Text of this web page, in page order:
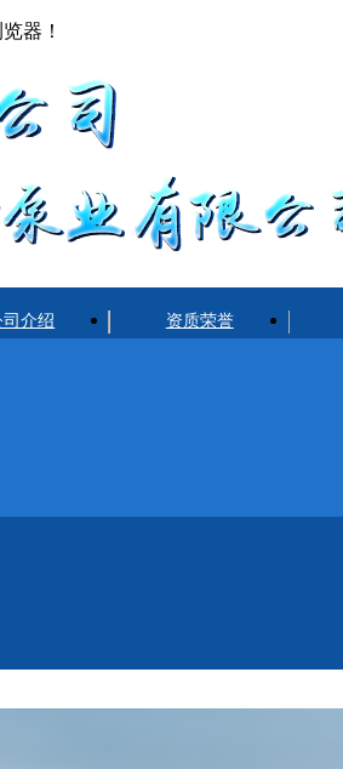
器！
司介绍 资质荣誉